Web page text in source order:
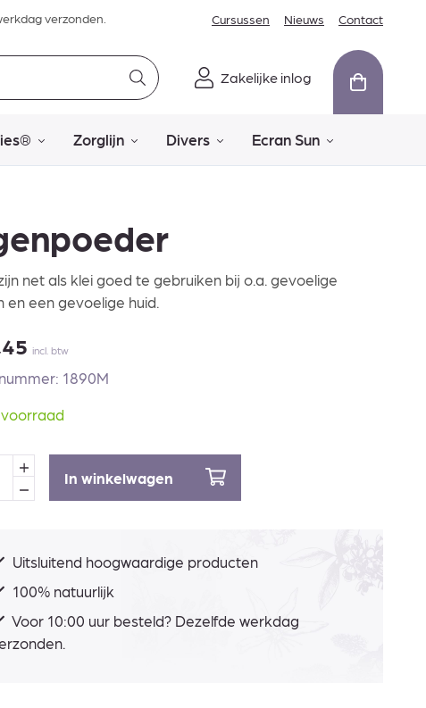
verzonden. Cursussen Nieuws Contact
Zakelijke inlog
Zorglijn Divers Ecran Sun
net als klei goed te gebruiken bij o.a. gevoelige
en een gevoelige huid.
incl. btw
1890M
In winkelwagen
Uitsluitend hoogwaardige producten
100% natuurlijk
Voor 10:00 uur besteld? Dezelfde werkdag